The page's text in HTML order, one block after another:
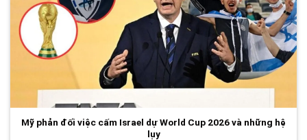
Mỹ phản đối việc cấm Israel dự World Cup 2026 và những hệ
lụy